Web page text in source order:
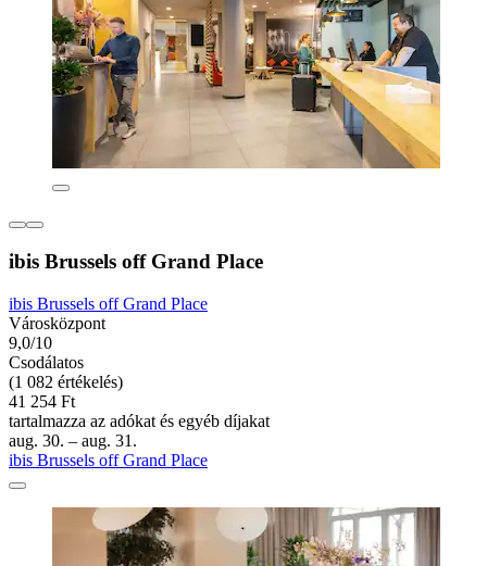
ibis Brussels off Grand Place
ibis Brussels off Grand Place
Városközpont
9,0/10
Csodálatos
(1 082 értékelés)
41 254 Ft
tartalmazza az adókat és egyéb díjakat
aug. 30. – aug. 31.
ibis Brussels off Grand Place